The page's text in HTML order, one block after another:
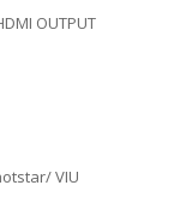
OUTPUT
VIU